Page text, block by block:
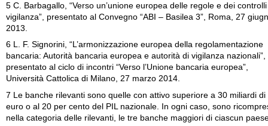
5 C. Barbagallo, “Verso un’unione europea delle regole e dei
vigilanza”, presentato al Convegno “ABI – Basilea 3”, Roma, 27
2013.
6 L. F. Signorini, “L’armonizzazione europea della regolamentazione
bancaria: Autorità bancaria europea e autorità di vigilanza nazionali”,
presentato al ciclo di incontri “Verso l’Unione bancaria europea”,
Università Cattolica di Milano, 27 marzo 2014.
7 Le banche rilevanti sono quelle con attivo superiore a 30 miliardi di
euro o al 20 per cento del PIL nazionale. In ogni caso, sono
nella categoria delle rilevanti, le tre banche maggiori di ciascun